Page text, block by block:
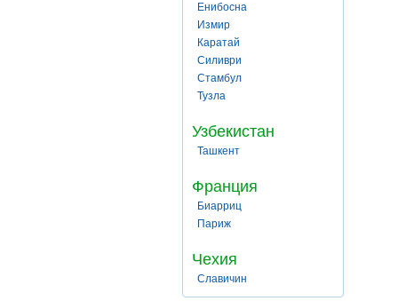
Енибосна
Измир
Каратай
Силиври
Стамбул
Тузла
Узбекистан
Ташкент
Франция
Биарриц
Париж
Чехия
Славичин